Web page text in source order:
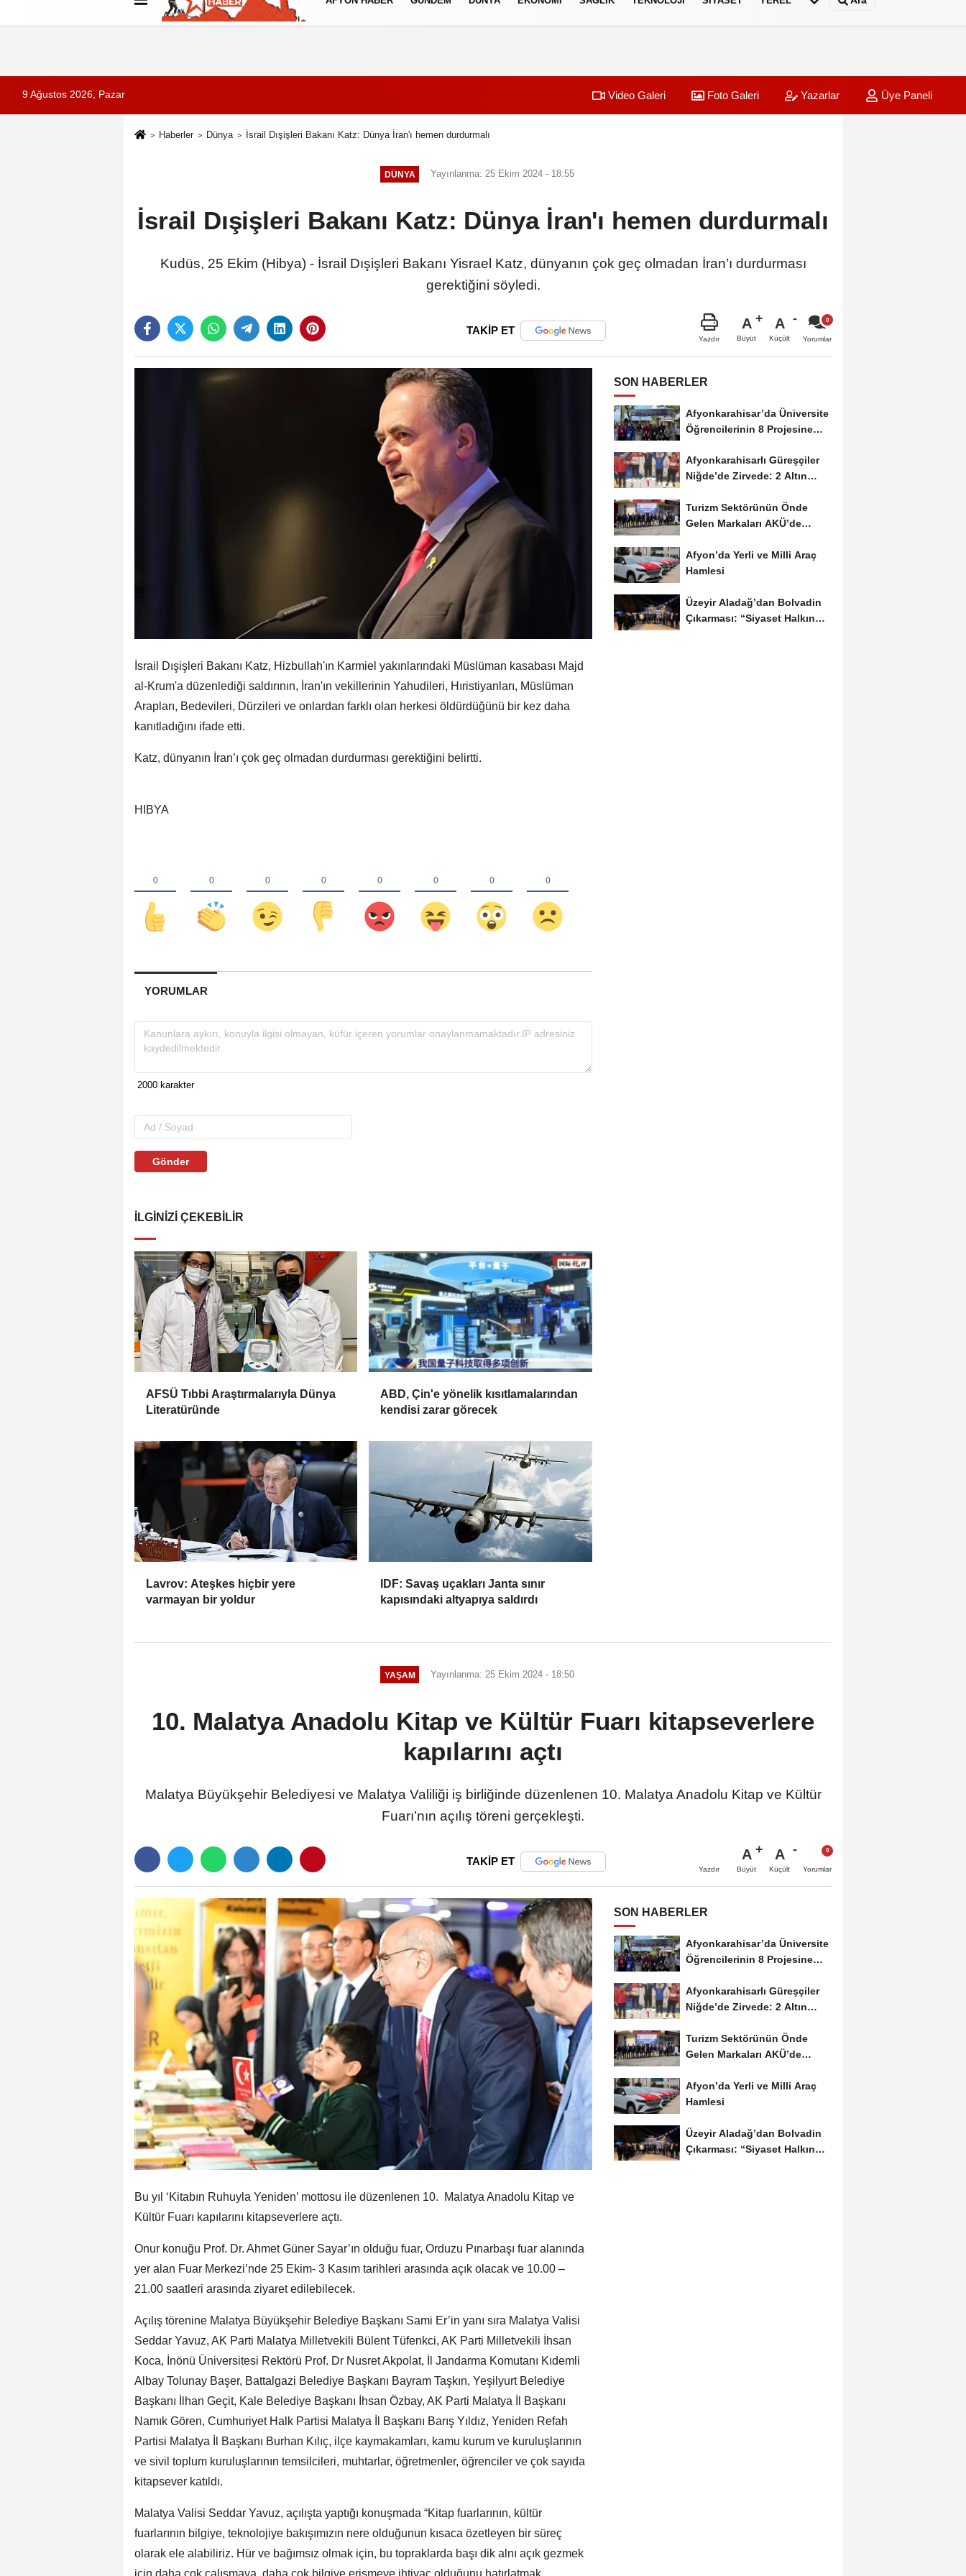
Künye İletişim Çerez Politikası
9 Ağustos 2026, Pazar Video Galeri Foto Galeri Yazarlar Üye Paneli
Haberler Dünya İsrail Dışişleri Bakanı Katz: Dünya İran'ı hemen durdurmalı
DÜNYA Yayınlanma: 25 Ekim 2024 - 18:55
İsrail Dışişleri Bakanı Katz: Dünya İran'ı hemen durdurmalı
Kudüs, 25 Ekim (Hibya) - İsrail Dışişleri Bakanı Yisrael Katz, dünyanın çok geç olmadan İran’ı durdurması
gerektiğini söyledi.
TAKİP ET
Yazdır
A
Büyüt
A
Küçült Yorumlar
İsrail Dışişleri Bakanı Katz, Hizbullah'ın Karmiel yakınlarındaki Müslüman kasabası Majd
al-Krum'a düzenlediği saldırının, İran'ın vekillerinin Yahudileri, Hıristiyanları, Müslüman
Arapları, Bedevileri, Dürzileri ve onlardan farklı olan herkesi öldürdüğünü bir kez daha
kanıtladığını ifade etti.
Katz, dünyanın İran’ı çok geç olmadan durdurması gerektiğini belirtti.
HIBYA
YORUMLAR
Gönder
İLGINIZI ÇEKEBILIR
AFSÜ Tıbbi Araştırmalarıyla Dünya
Literatüründe
ABD, Çin'e yönelik kısıtlamalarından
kendisi zarar görecek
Lavrov: Ateşkes hiçbir yere
varmayan bir yoldur
IDF: Savaş uçakları Janta sınır
kapısındaki altyapıya saldırdı
SON HABERLER
Afyonkarahisar’da Üniversite
Öğrencilerinin 8 Projesine
Afyonkarahisarlı Güreşçiler
Niğde’de Zirvede: 2 Altın
Turizm Sektörünün Önde
Gelen Markaları AKÜ’de
Afyon’da Yerli ve Milli Araç
Hamlesi
Üzeyir Aladağ’dan Bolvadin
Çıkarması: “Siyaset Halkın
YAŞAM Yayınlanma: 25 Ekim 2024 - 18:50
10. Malatya Anadolu Kitap ve Kültür Fuarı kitapseverlere
kapılarını açtı
Malatya Büyükşehir Belediyesi ve Malatya Valiliği iş birliğinde düzenlenen 10. Malatya Anadolu Kitap ve Kültür
Fuarı’nın açılış töreni gerçekleşti.
TAKİP ET
Yazdır
A
Büyüt
A
Küçült Yorumlar
Bu yıl ‘Kitabın Ruhuyla Yeniden’ mottosu ile düzenlenen 10. Malatya Anadolu Kitap ve
Kültür Fuarı kapılarını kitapseverlere açtı.
Onur konuğu Prof. Dr. Ahmet Güner Sayar’ın olduğu fuar, Orduzu Pınarbaşı fuar alanında
yer alan Fuar Merkezi’nde 25 Ekim- 3 Kasım tarihleri arasında açık olacak ve 10.00 –
21.00 saatleri arasında ziyaret edilebilecek.
Açılış törenine Malatya Büyükşehir Belediye Başkanı Sami Er’in yanı sıra Malatya Valisi
Seddar Yavuz, AK Parti Malatya Milletvekili Bülent Tüfenkci, AK Parti Milletvekili İhsan
Koca, İnönü Üniversitesi Rektörü Prof. Dr Nusret Akpolat, İl Jandarma Komutanı Kıdemli
Albay Tolunay Başer, Battalgazi Belediye Başkanı Bayram Taşkın, Yeşilyurt Belediye
Başkanı İlhan Geçit, Kale Belediye Başkanı İhsan Özbay, AK Parti Malatya İl Başkanı
Namık Gören, Cumhuriyet Halk Partisi Malatya İl Başkanı Barış Yıldız, Yeniden Refah
Partisi Malatya İl Başkanı Burhan Kılıç, ilçe kaymakamları, kamu kurum ve kuruluşlarının
ve sivil toplum kuruluşlarının temsilcileri, muhtarlar, öğretmenler, öğrenciler ve çok sayıda
kitapsever katıldı.
Malatya Valisi Seddar Yavuz, açılışta yaptığı konuşmada “Kitap fuarlarının, kültür
fuarlarının bilgiye, teknolojiye bakışımızın nere olduğunun kısaca özetleyen bir süreç
olarak ele alabiliriz. Hür ve bağımsız olmak için, bu topraklarda başı dik alnı açık gezmek
için daha çok çalışmaya, daha çok bilgiye erişmeye ihtiyaç olduğunu hatırlatmak
SON HABERLER
Afyonkarahisar’da Üniversite
Öğrencilerinin 8 Projesine
Afyonkarahisarlı Güreşçiler
Niğde’de Zirvede: 2 Altın
Turizm Sektörünün Önde
Gelen Markaları AKÜ’de
Afyon’da Yerli ve Milli Araç
Hamlesi
Üzeyir Aladağ’dan Bolvadin
Çıkarması: “Siyaset Halkın